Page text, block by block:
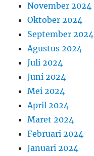
November 2024
Oktober 2024
September 2024
Agustus 2024
Juli 2024
Juni 2024
Mei 2024
April 2024
Maret 2024
Februari 2024
Januari 2024